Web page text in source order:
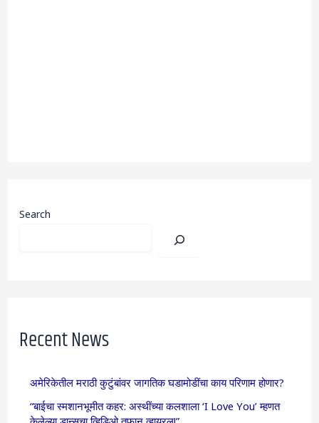
Search
Recent News
अमेरिकेतील मराठी कुटुंबांवर जागतिक घडामोडींचा काय परिणाम होणार?
“बाईचा स्मशानभूमीत कहर: अस्थींच्या कलशाला ‘I Love You’ म्हणत